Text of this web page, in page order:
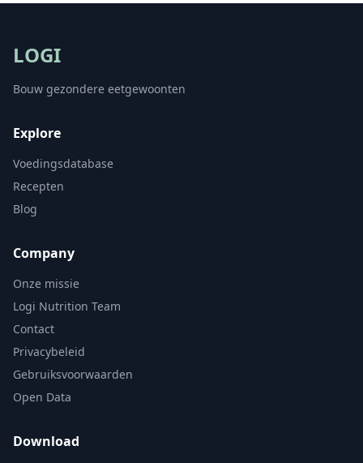
LOGI
Bouw gezondere eetgewoonten
Explore
Voedingsdatabase
Recepten
Blog
Company
Onze missie
Logi Nutrition Team
Contact
Privacybeleid
Gebruiksvoorwaarden
Open Data
Download